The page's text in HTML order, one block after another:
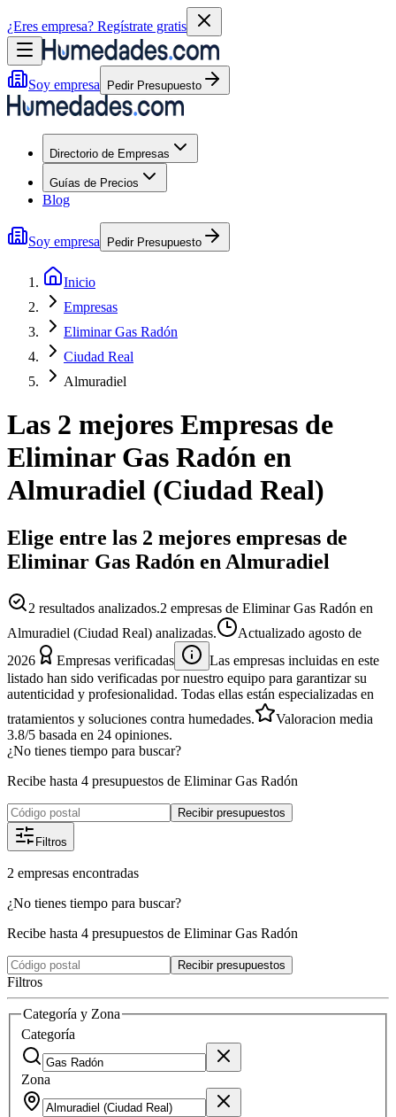
¿Eres empresa? Regístrate gratis
Soy empresa Pedir Presupuesto
Directorio de Empresas
Guías de Precios
Blog
Soy empresa Pedir Presupuesto
Inicio
Empresas
Eliminar Gas Radón
Ciudad Real
Almuradiel
Las 2 mejores Empresas de
Eliminar Gas Radón en
Almuradiel (Ciudad Real)
Elige entre las 2 mejores empresas de
Eliminar Gas Radón en Almuradiel
2 resultados analizados.2 empresas de Eliminar Gas Radón en
Almuradiel (Ciudad Real) analizadas.
Actualizado agosto de
2026
Empresas verificadas
Las empresas incluidas en este
listado han sido verificadas por nuestro equipo para garantizar su
autenticidad y profesionalidad. Todas ellas están especializadas en
tratamientos y soluciones contra humedades.
Valoracion media
3.8/5 basada en 24 opiniones.
¿No tienes tiempo para buscar?
Recibe hasta 4 presupuestos de Eliminar Gas Radón
Recibir presupuestos
Filtros
2 empresas encontradas
¿No tienes tiempo para buscar?
Recibe hasta 4 presupuestos de Eliminar Gas Radón
Recibir presupuestos
Filtros
Categoría y Zona
Categoría
Zona